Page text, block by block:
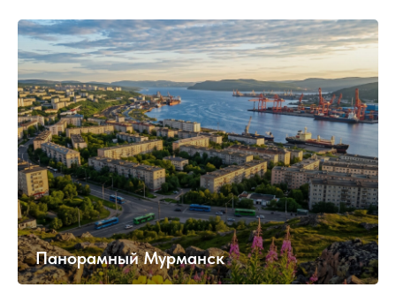
Панорамный Мурманск